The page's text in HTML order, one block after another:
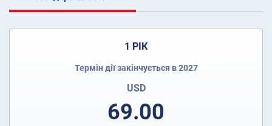
1 РІК
Термін дії закінчується в 2027
USD
69.00